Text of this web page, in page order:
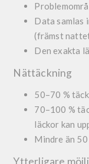
Data samlas
(främst
Den exakta
Nättäckning
50–70 %
70–100 %
läckor kan
Mindre än
Ytterligare